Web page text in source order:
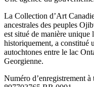
La Collection d’Art
ancestrales des peuples
est situé de manière
historiquement, a constitué
autochtones entre le lac
Georgienne.
Numéro d’enregistrement